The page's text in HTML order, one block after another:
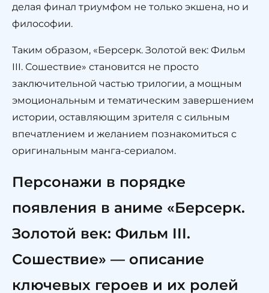
делая финал триумфом не только экшена, но и
философии.
Таким образом, «Берсерк. Золотой век: Фильм
III. Сошествие» становится не просто
заключительной частью трилогии, а мощным
эмоциональным и тематическим завершением
истории, оставляющим зрителя с сильным
впечатлением и желанием познакомиться с
оригинальным манга-сериалом.
Персонажи в порядке
появления в аниме «Берсерк.
Золотой век: Фильм III.
Сошествие» — описание
ключевых героев и их ролей